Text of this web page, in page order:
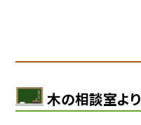
木の相談室より